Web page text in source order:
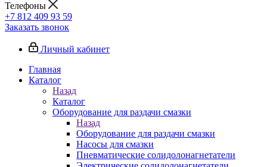
Телефоны
+7 812 409 93 59
Заказать звонок
Личный кабинет
Главная
Каталог
Назад
Каталог
Оборудование для раздачи смазки
Назад
Оборудование для раздачи смазки
Насосы для смазки
Пневматические солидолонагнетатели